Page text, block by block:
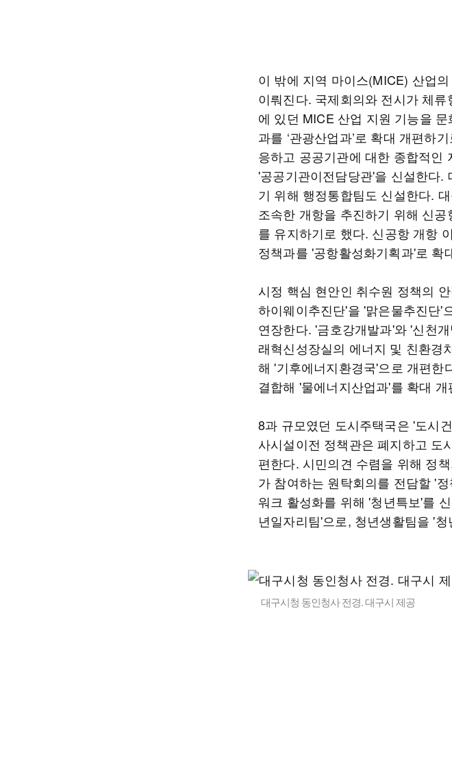
이 밖에 지역 마이스(MICE) 산업
이뤄진다. 국제회의와 전시가 체
에 있던 MICE 산업 지원 기능을
과를 ‘관광산업과’로 확대 개편하
응하고 공공기관에 대한 종합적인
'공공기관이전담당관'을 신설한다
기 위해 행정통합팀도 신설한다.
조속한 개항을 추진하기 위해 신
를 유지하기로 했다. 신공항 개항
정책과를 '공항활성화기획과'로 확
시정 핵심 현안인 취수원 정책의
하이웨이추진단'을 '맑은물추진단'
연장한다. '금호강개발과'와 '신천
래혁신성장실의 에너지 및 친환경
해 '기후에너지환경국'으로 개편
결합해 '물에너지산업과'를 확대 개
8과 규모였던 도시주택국은 '도시
사시설이전 정책관은 폐지하고 도
편한다. 시민의견 수렴을 위해 정
가 참여하는 원탁회의를 전담할 '
워크 활성화를 위해 '청년특보'를
년일자리팀'으로, 청년생활팀을 '
대구시청 동인청사 전경. 대구시 제공